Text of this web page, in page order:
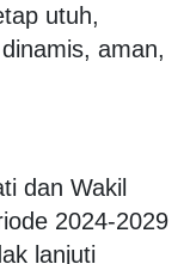
utuh,
aman,
dan Wakil
2024-2029
lanjuti